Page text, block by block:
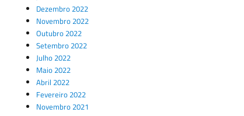
Dezembro 2022
Novembro 2022
Outubro 2022
Setembro 2022
Julho 2022
Maio 2022
Abril 2022
Fevereiro 2022
Novembro 2021